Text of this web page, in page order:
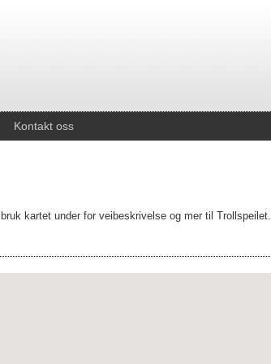
Kontakt oss
kartet under for veibeskrivelse og mer til Trollspeilet.